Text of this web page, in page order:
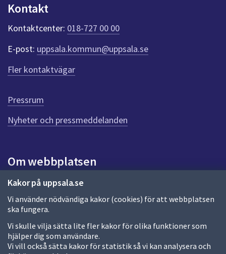
Kakor på uppsala.se
Vi använder nödvändiga kakor (cookies) för att webbplatsen
ska fungera.
Vi skulle vilja sätta lite fler kakor för olika funktioner som
hjälper dig som användare.
Vi vill också sätta kakor för statistik så vi kan analysera och
k
t
e
r
f
ö
r
e
n
n
a
d
a
Kontakt
Kontaktcenter: 018-727 00 00
E-post: uppsala.kommun@uppsala.se
Fler kontaktvägar
Pressrum
Nyheter och pressmeddelanden
Om webbplatsen
Om webbplatsen
Allmänna handlingar och diarium
Behandling av personuppgifter
Kakor